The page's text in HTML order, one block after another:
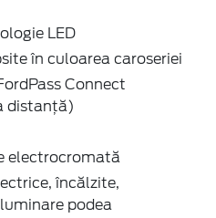
LED
în culoarea caroseriei
Connect
distanță)
electrocromată
încălzite,
podea